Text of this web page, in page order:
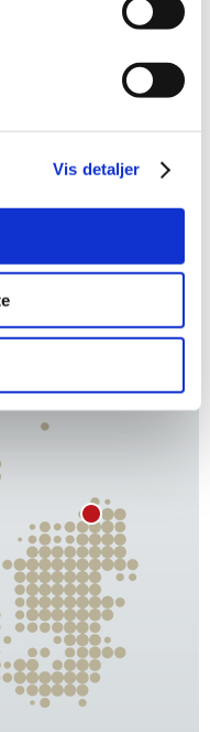
Vis detaljer